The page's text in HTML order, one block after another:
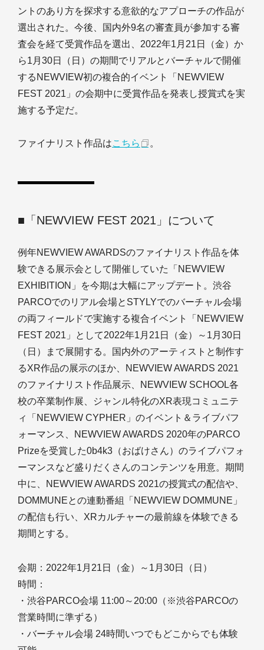
ントのあり方を探求する意欲的なアプローチの作品が
選出された。今後、国内外9名の審査員が参加する審
査会を経て受賞作品を選出、2022年1月21日（金）か
ら1月30日（日）の期間でリアルとバーチャルで開催
するNEWVIEW初の複合的イベント「NEWVIEW
FEST 2021」の会期中に受賞作品を発表し授賞式を実
施する予定だ。
ファイナリスト作品はこちら 。
■「NEWVIEW FEST 2021」について
例年NEWVIEW AWARDSのファイナリスト作品を体
験できる展示会として開催していた「NEWVIEW
EXHIBITION」を今期は大幅にアップデート。渋谷
PARCOでのリアル会場とSTYLYでのバーチャル会場
の両フィールドで実施する複合イベント「NEWVIEW
FEST 2021」として2022年1月21日（金）～1月30日
（日）まで展開する。国内外のアーティストと制作す
るXR作品の展示のほか、NEWVIEW AWARDS 2021
のファイナリスト作品展示、NEWVIEW SCHOOL各
校の卒業制作展、ジャンル特化のXR表現コミュニテ
ィ「NEWVIEW CYPHER」のイベント＆ライブパフ
ォーマンス、NEWVIEW AWARDS 2020年のPARCO
Prizeを受賞した0b4k3（おばけさん）のライブパフォ
ーマンスなど盛りだくさんのコンテンツを用意。期間
中に、NEWVIEW AWARDS 2021の授賞式の配信や、
DOMMUNEとの連動番組「NEWVIEW DOMMUNE」
の配信も行い、XRカルチャーの最前線を体験できる
期間とする。
会期：2022年1月21日（金）～1月30日（日）
時間：
・渋谷PARCO会場 11:00～20:00（※渋谷PARCOの
営業時間に準ずる）
・バーチャル会場 24時間いつでもどこからでも体験